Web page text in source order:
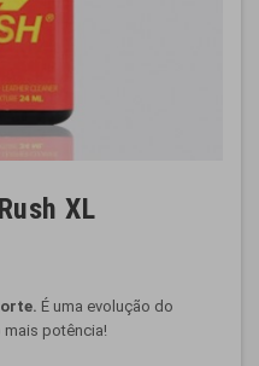
XL
É uma evolução do
mais potência!